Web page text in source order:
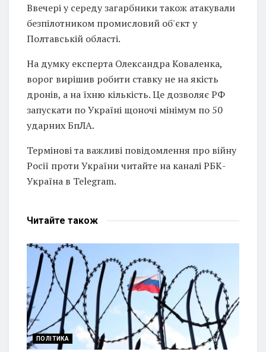
Ввечері у середу загарбники також атакували
безпілотником промисловий об'єкт у
Полтавській області.
На думку експерта Олександра Коваленка,
ворог вирішив робити ставку не на якість
дронів, а на їхню кількість. Це дозволяє РФ
запускати по Україні щоночі мінімум по 50
ударних БпЛА.
Термінові та важливі повідомлення про війну
Росії проти України читайте на каналі РБК-
Україна в Telegram.
Читайте також
ПОЛІТИКА